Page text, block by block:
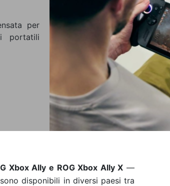
per
portatili
Xbox Ally e ROG Xbox Ally X —
disponibili in diversi paesi tra